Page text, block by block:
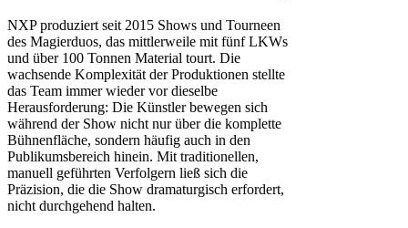
NXP produziert seit 2015 Shows und Tourneen
des Magierduos, das mittlerweile mit fünf LKWs
und über 100 Tonnen Material tourt. Die
wachsende Komplexität der Produktionen stellte
das Team immer wieder vor dieselbe
Herausforderung: Die Künstler bewegen sich
während der Show nicht nur über die komplette
Bühnenfläche, sondern häufig auch in den
Publikumsbereich hinein. Mit traditionellen,
manuell geführten Verfolgern ließ sich die
Präzision, die die Show dramaturgisch erfordert,
nicht durchgehend halten.